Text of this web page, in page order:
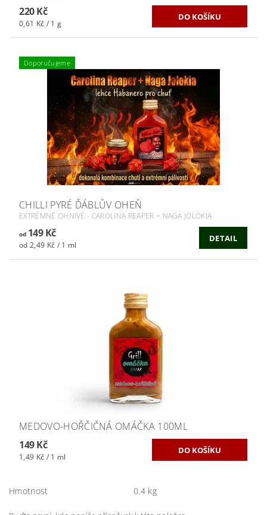
220 Kč
0,61 Kč / 1 g
Doporučujeme
CHILLI PYRÉ ĎÁBLŮV OHEŇ
EXTRÉMNĚ OHNIVÉ - CAROLINA REAPER + NAGA JOLOKIA
od149 Kč
od 2,49 Kč / 1 ml
DETAIL
MEDOVO-HOŘČIČNÁ OMÁČKA 100ML
149 Kč
1,49 Kč / 1 ml
Hmotnost 0.4 kg